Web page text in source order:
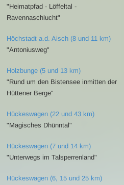
"Heimatpfad - Löffeltal -
Ravennaschlucht"
Höchstadt a.d. Aisch (8 und 11 km)
"Antoniusweg"
Holzbunge (5 und 13 km)
"Rund um den Bistensee inmitten der
Hüttener Berge"
Hückeswagen (22 und 43 km)
"Magisches Dhünntal"
Hückeswagen (7 und 14 km)
"Unterwegs im Talsperrenland"
Hückeswagen (6, 15 und 25 km)